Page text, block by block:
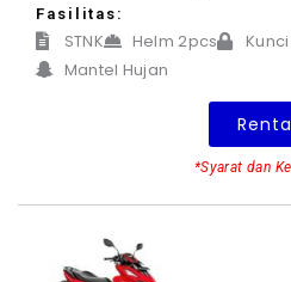
Fasilitas:
STNK Helm 2pcs
Mantel Hujan
*Syarat dan